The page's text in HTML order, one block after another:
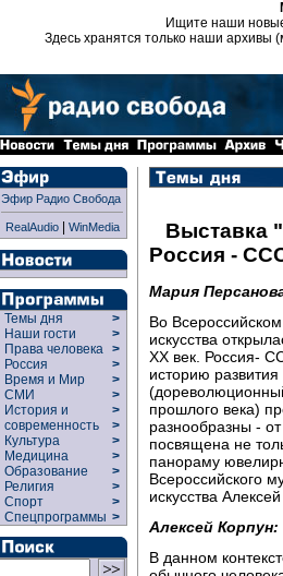
Ищите наши
Здесь хранятся только наши архивы
Эфир Радио Свобода
RealAudio| WinMedia
Темы дня
>
Наши гости
>
Права человека >
Россия
>
Время и Мир
>
СМИ
>
История и
современность
>
>
Культура
>
Медицина
>
Образование
>
Религия
>
Спорт
>
Спецпрограммы >
Выставка
Россия -
Мария
Во
искусства
XX век. Россия-
историю развития
прошлого века)
разнообразны -
посвящена не
панораму
Всероссийского
искусства
Алексей Корпун:
В данном